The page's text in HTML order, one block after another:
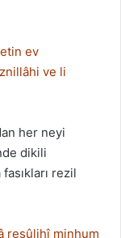
ev
ve li
her neyi
dikili
rezil
resûlihî minhum